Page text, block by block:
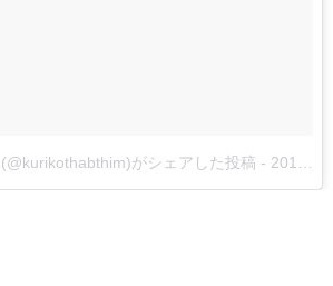
がシェアした投稿 - 2018年Aug月16日pm10時57分PDT